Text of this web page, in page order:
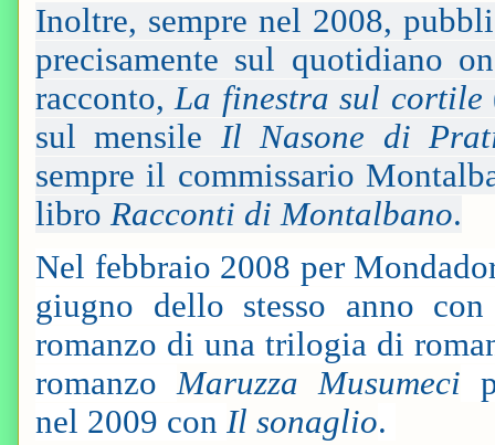
Inoltre, sempre nel 2008,
precisamente sul quotidiano
racconto, La finestra sul cortile
sul mensile Il Nasone di
sempre il commissario
libro Racconti di Montalbano.
Nel febbraio 2008 per
giugno dello stesso anno
romanzo di una trilogia di
romanzo Maruzza Musumeci
nel 2009 con Il sonaglio.